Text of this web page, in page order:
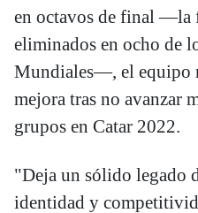
en octavos de final —la
eliminados en ocho de
Mundiales—, el equipo
mejora tras no avanzar
grupos en Catar 2022.
"Deja un sólido legado
identidad y